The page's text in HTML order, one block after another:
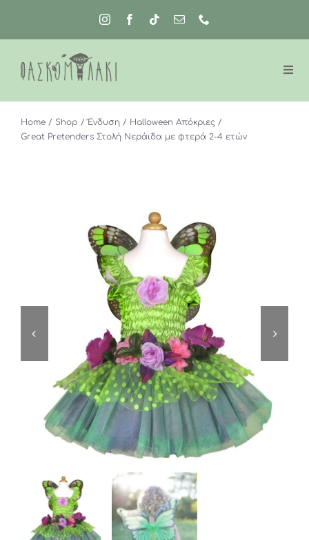
περιεχόμενο
Home Shop Ένδυση
Halloween Απόκριες
Great Pretenders Στολή Νεράιδα με φτερά 2-4 ετών